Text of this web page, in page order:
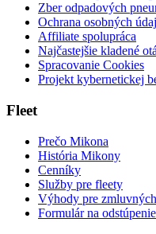
Zber odpadových
Ochrana osobných
Affiliate spolupráca
Najčastejšie kladené
Spracovanie Cookies
Projekt kybernetickej
Fleet
Prečo Mikona
História Mikony
Cenníky
Služby pre fleety
Výhody pre
Formulár na